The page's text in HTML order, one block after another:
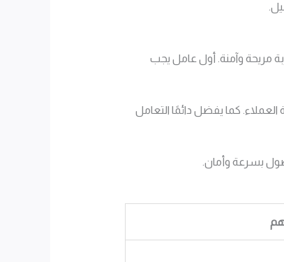
مريحة وآمنة. أول عامل يجب
كما يفضل دائمًا التعامل
بسرعة وأمان.